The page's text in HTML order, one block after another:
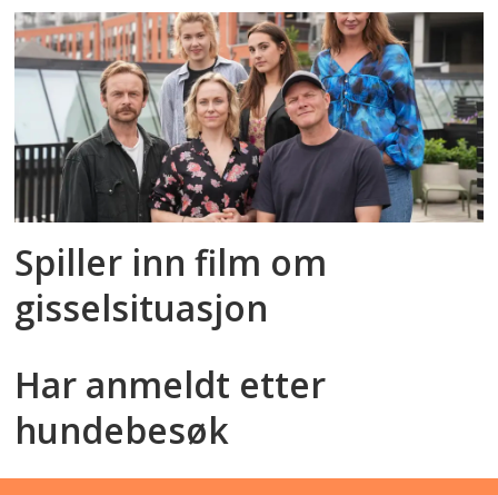
Spiller inn film om
gisselsituasjon
Har anmeldt etter
hundebesøk